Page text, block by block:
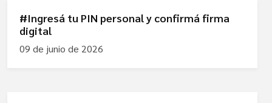
#Ingresá tu PIN personal y confirmá firma
digital
09 de junio de 2026